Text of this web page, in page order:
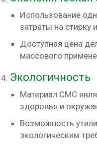
Использование
затраты на стирку
Доступная цена
массового
Экологичность
Материал СМС
здоровья и
Возможность
экологическим